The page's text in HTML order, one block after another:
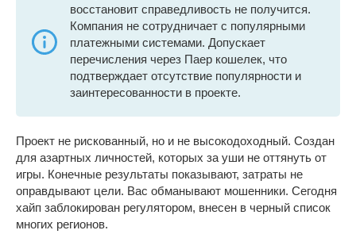
восстановит справедливость не получится.
Компания не сотрудничает с популярными
платежными системами. Допускает
перечисления через Паер кошелек, что
подтверждает отсутствие популярности и
заинтересованности в проекте.
Проект не рискованный, но и не высокодоходный. Создан
для азартных личностей, которых за уши не оттянуть от
игры. Конечные результаты показывают, затраты не
оправдывают цели. Вас обманывают мошенники. Сегодня
хайп заблокирован регулятором, внесен в черный список
многих регионов.